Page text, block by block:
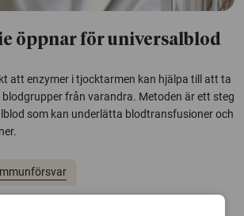
öppnar för universalblod
att enzymer i tjocktarmen kan hjälpa till att ta
blodgrupper från varandra. Metoden är ett steg
som kan underlätta blodtransfusioner och